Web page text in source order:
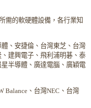
需的軟硬體設備，各行業知
、安捷倫、台灣東芝、台灣
建興電子、飛利浦明碁、泰
半導體、廣達電腦、廣穎電
Balance、台灣NEC、台灣